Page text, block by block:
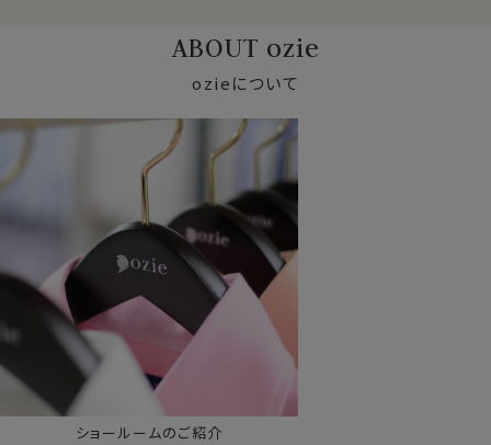
ABOUT ozie
ozieについて
ショールームのご紹介